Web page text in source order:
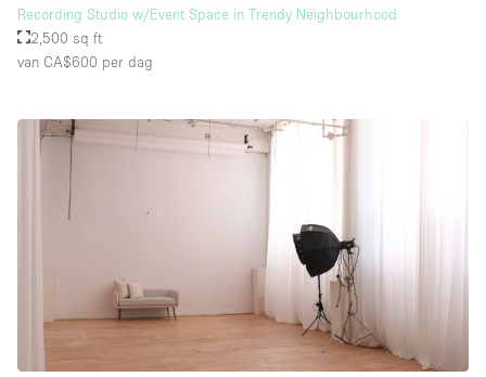
Recording Studio w/Event Space in Trendy Neighbourhood
2,500 sq ft
van CA$600 per dag